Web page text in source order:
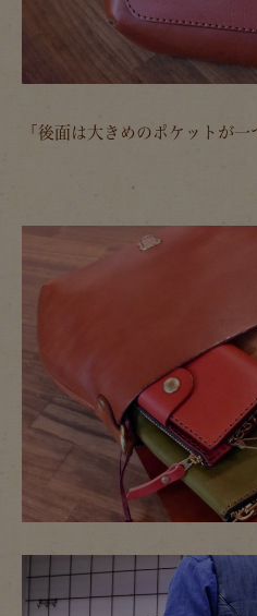
「後面は大きめのポケットが一